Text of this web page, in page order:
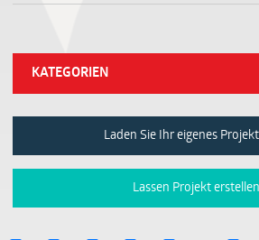
KATEGORIEN
Laden Sie Ihr eigenes
Lassen Projekt erstellen